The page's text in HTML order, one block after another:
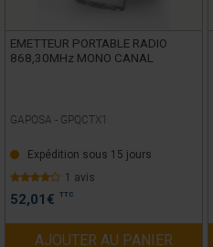
EMETTEUR PORTABLE RADIO
868,30MHz MONO CANAL
GAPOSA - GPQCTX1
Expédition sous 15 jours
1 avis
52,01 € TTC
AJOUTER AU PANIER